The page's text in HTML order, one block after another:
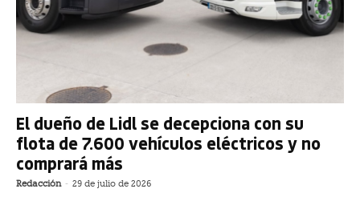
El dueño de Lidl se decepciona con su
flota de 7.600 vehículos eléctricos y no
comprará más
Redacción - 29 de julio de 2026